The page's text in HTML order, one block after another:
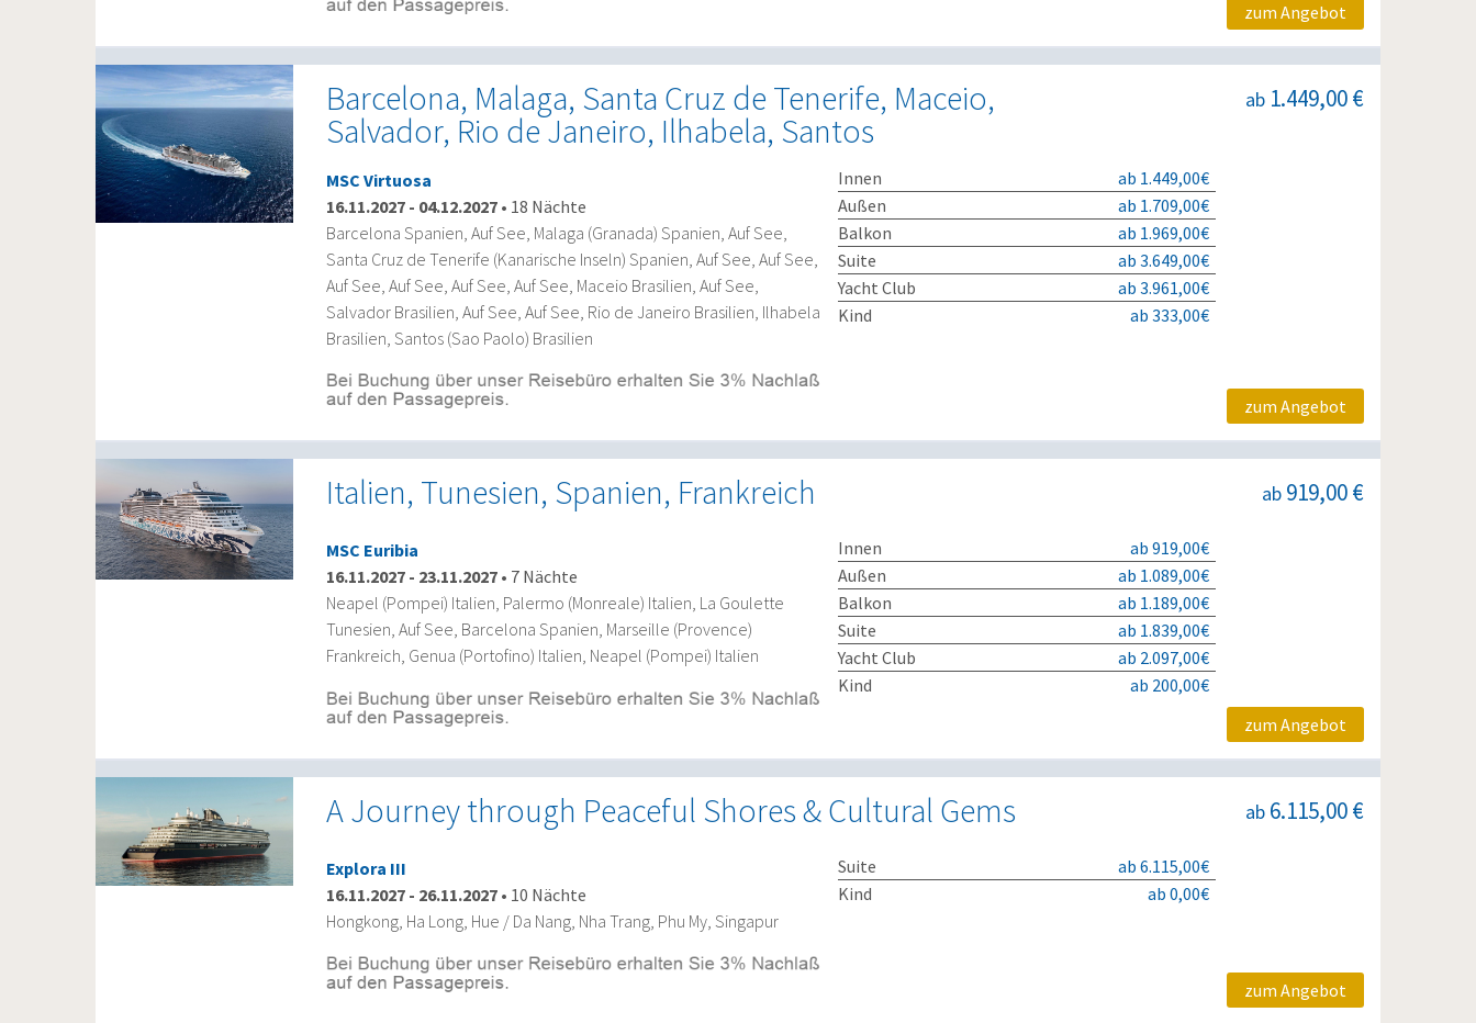
zum Angebot
Barcelona, Malaga, Santa Cruz de Tenerife, Maceio,
Salvador, Rio de Janeiro, Ilhabela, Santos
ab 1.449,00 €
MSC Virtuosa
16.11.2027 - 04.12.2027 • 18 Nächte
Barcelona Spanien, Auf See, Malaga (Granada) Spanien, Auf See,
Santa Cruz de Tenerife (Kanarische Inseln) Spanien, Auf See, Auf See,
Auf See, Auf See, Auf See, Auf See, Maceio Brasilien, Auf See,
Salvador Brasilien, Auf See, Auf See, Rio de Janeiro Brasilien, Ilhabela
Brasilien, Santos (Sao Paolo) Brasilien
Innen
ab 1.449,00€
Außen
ab 1.709,00€
Balkon
ab 1.969,00€
Suite
ab 3.649,00€
Yacht Club
ab 3.961,00€
Kind
ab 333,00€
zum Angebot
Italien, Tunesien, Spanien, Frankreich ab 919,00 €
MSC Euribia
16.11.2027 - 23.11.2027 • 7 Nächte
Neapel (Pompei) Italien, Palermo (Monreale) Italien, La Goulette
Tunesien, Auf See, Barcelona Spanien, Marseille (Provence)
Frankreich, Genua (Portofino) Italien, Neapel (Pompei) Italien
Innen
ab 919,00€
Außen
ab 1.089,00€
Balkon
ab 1.189,00€
Suite
ab 1.839,00€
Yacht Club
ab 2.097,00€
Kind
ab 200,00€
zum Angebot
A Journey through Peaceful Shores & Cultural Gems ab 6.115,00 €
Explora III
16.11.2027 - 26.11.2027 • 10 Nächte
Hongkong, Ha Long, Hue / Da Nang, Nha Trang, Phu My, Singapur
Suite
ab 6.115,00€
Kind
ab 0,00€
zum Angebot